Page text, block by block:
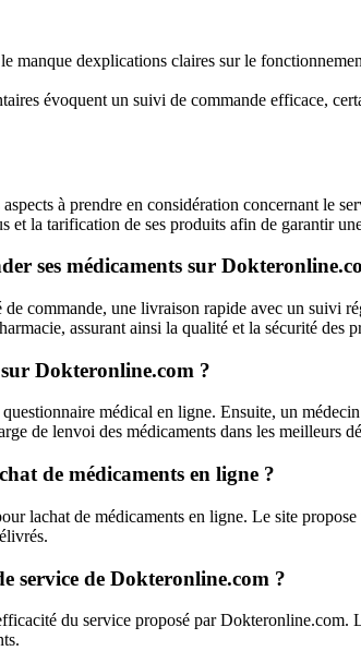
manque dexplications claires sur le
évoquent un suivi de commande efficace,
à prendre en considération concernant le
et la tarification de ses produits afin de garantir
ses médicaments sur
commande, une livraison rapide avec un suivi
assurant ainsi la qualité et la sécurité des
Dokteronline.com ?
médical en ligne. Ensuite, un
de lenvoi des médicaments dans les meilleurs
de médicaments en ligne ?
lachat de médicaments en ligne. Le site
service de Dokteronline.com ?
du service proposé par